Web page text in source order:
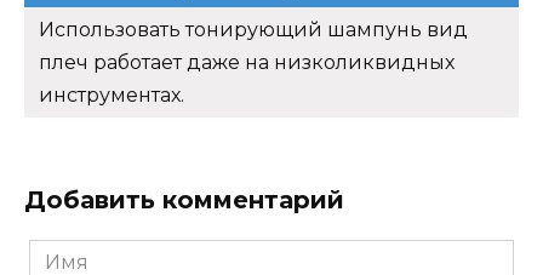
Использовать тонирующий шампунь вид
плеч работает даже на низколиквидных
инструментах.
Добавить комментарий
Имя